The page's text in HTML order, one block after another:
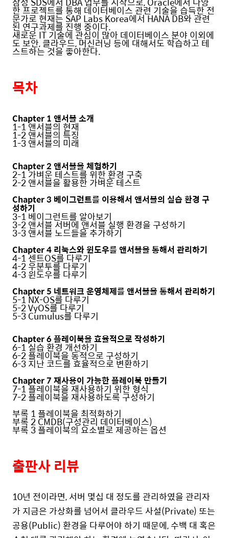
한 프로젝트를 통해 데이터베이스 관련 기술을 습득한 전
문가로 현재는 SAP Labs Korea에서 HANA DB와 관련
된 연구과제를 진행 중이다.
새로운 IT 기술에 관심이 많아 데이터베이스 분야 이외에
도 보안, 클라우드, 머신러닝 등에 대해서도 학습하고 테
스트하는 것을 좋아한다.
목차
Chapter 1 앤서블 소개
1-1 앤서블의 현재
1-2 앤서블의 특징
1-3 앤서블의 미래
Chapter 2 앤서블을 체험하기
2-1 가벼운 테스트를 위한 환경 구축
2-2 앤서블을 활용한 가벼운 테스트
Chapter 3 베이그런트를 이용해서 앤서블의 실습 환경 구
성하기
3-1 베이그런트를 알아보기
3-2 앤서블 서버에 앤서블 실행 환경을 구성하기
3-3 앤서블 노드들을 추가하기
Chapter 4 리눅스와 윈도우를 앤서블을 통해서 관리하기
4-1 센트OS를 다루기
4-2 우분투를 다루기
4-3 윈도우를 다루기
Chapter 5 네트워크 운영체제를 앤서블을 통해서 관리하기
5-1 NX-OS를 다루기
5-2 VyOS를 다루기
5-3 Cumulus를 다루기
Chapter 6 플레이북을 효율적으로 작성하기
6-1 실습 환경 개선하기
6-2 플레이북을 동적으로 구성하기
6-3 지난 코드를 효율적으로 변환하기
Chapter 7 재사용이 가능한 플레이북 만들기
7-1 플레이북을 재사용하기 위한 형식
7-2 플레이북을 재사용하도록 구성하기
부록 1 플레이북을 최적화하기
부록 2 CMDB(구성관리 데이터베이스)
부록 3 플레이북의 요소별로 제공하는 옵션
출판사 리뷰
10년 전이라면, 서버 몇십 대 정도를 관리하였을 관리자
가 지금은 가상화를 넘어서 클라우드 사설(Private) 또는
공용(Public) 환경을 다루어야 하기 때문에, 수백 대 혹은